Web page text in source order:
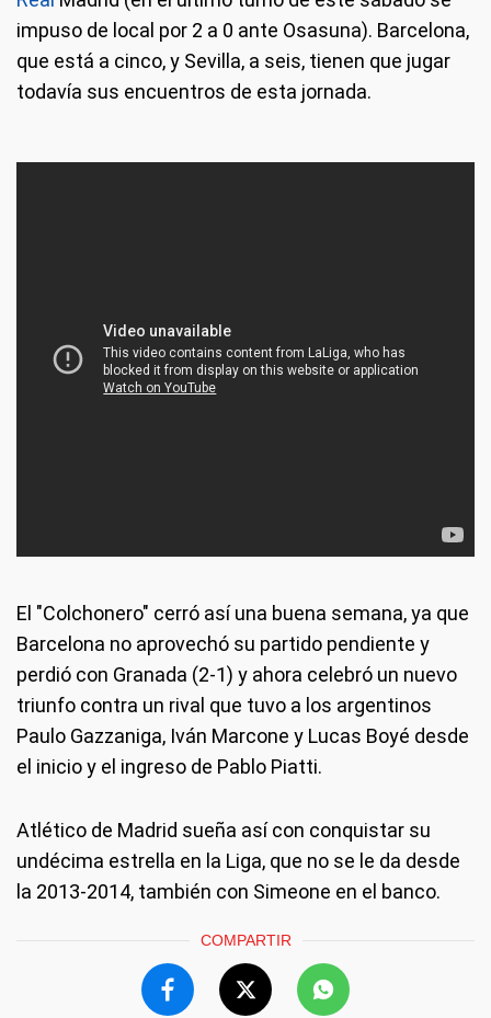
impuso de local por 2 a 0 ante Osasuna). Barcelona,
que está a cinco, y Sevilla, a seis, tienen que jugar
todavía sus encuentros de esta jornada.
El "Colchonero" cerró así una buena semana, ya que
Barcelona no aprovechó su partido pendiente y
perdió con Granada (2-1) y ahora celebró un nuevo
triunfo contra un rival que tuvo a los argentinos
Paulo Gazzaniga, Iván Marcone y Lucas Boyé desde
el inicio y el ingreso de Pablo Piatti.
Atlético de Madrid sueña así con conquistar su
undécima estrella en la Liga, que no se le da desde
la 2013-2014, también con Simeone en el banco.
COMPARTIR